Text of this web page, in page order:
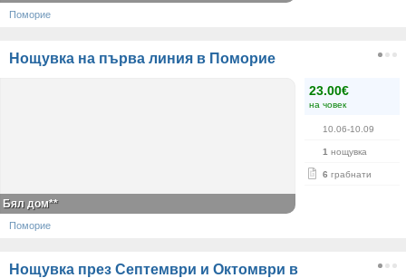
Поморие
Нощувка на първа линия в Поморие
23.00€
на човек
10.06-10.09
1 нощувка
6 грабнати
Бял дом**
Поморие
Нощувка през Септември и Октомври в